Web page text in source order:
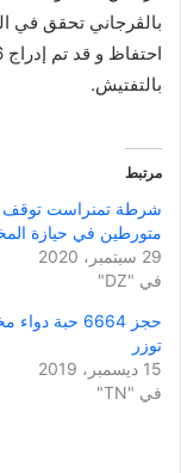
بالڨرجاني تحقق في
بالتفتيش.
مرتبط
شرطة تمنراست
متورطين في حيازة
29 سبتمبر، 2020
في "DZ"
حجز 6664 حبة
توزر
15 ديسمبر، 2019
في "TN"